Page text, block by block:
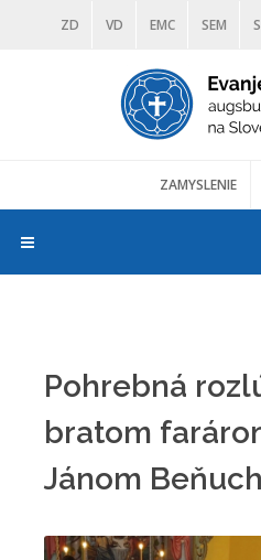
ZD VD EMC SEM
DIAKONIA ŠKOLY
ZAMYSLENIE
Pohrebná
bratom
Jánom